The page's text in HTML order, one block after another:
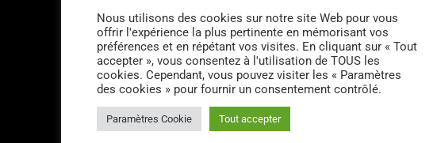
Nous utilisons des cookies sur notre site Web pour vous
offrir l'expérience la plus pertinente en mémorisant vos
préférences et en répétant vos visites. En cliquant sur « Tout
accepter », vous consentez à l'utilisation de TOUS les
cookies. Cependant, vous pouvez visiter les « Paramètres
des cookies » pour fournir un consentement contrôlé.
Paramètres Cookie Tout accepter